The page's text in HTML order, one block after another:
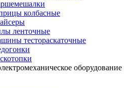
колбасные
ленточные
тестораскаточные
оборудование